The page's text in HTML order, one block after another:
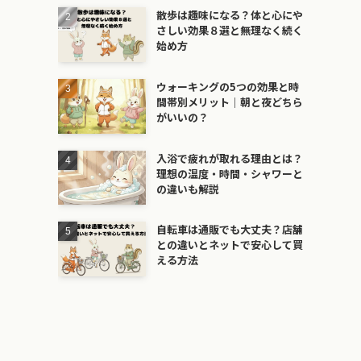
散歩は趣味になる？体と心にや
さしい効果８選と無理なく続く
始め方
ウォーキングの5つの効果と時
間帯別メリット｜朝と夜どちら
がいいの？
入浴で疲れが取れる理由とは？
理想の温度・時間・シャワーと
の違いも解説
自転車は通販でも大丈夫？店舗
との違いとネットで安心して買
える方法